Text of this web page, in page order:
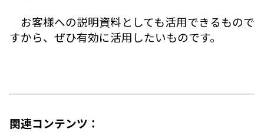
お客様への説明資料としても活用できるもので
すから、ぜひ有効に活用したいものです。
関連コンテンツ：